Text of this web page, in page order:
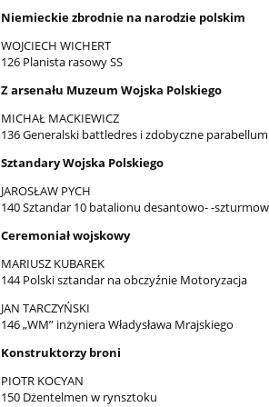
Niemieckie zbrodnie na narodzie polskim
WOJCIECH WICHERT
126 Planista rasowy SS
Z arsenału Muzeum Wojska Polskiego
MICHAŁ MACKIEWICZ
136 Generalski battledres i zdobyczne parabellum
Sztandary Wojska Polskiego
JAROSŁAW PYCH
140 Sztandar 10 batalionu desantowo- -
Ceremoniał wojskowy
MARIUSZ KUBAREK
144 Polski sztandar na obczyźnie Motoryzacja
JAN TARCZYŃSKI
146 „WM” inżyniera Władysława Mrajskiego
Konstruktorzy broni
PIOTR KOCYAN
150 Dżentelmen w rynsztoku